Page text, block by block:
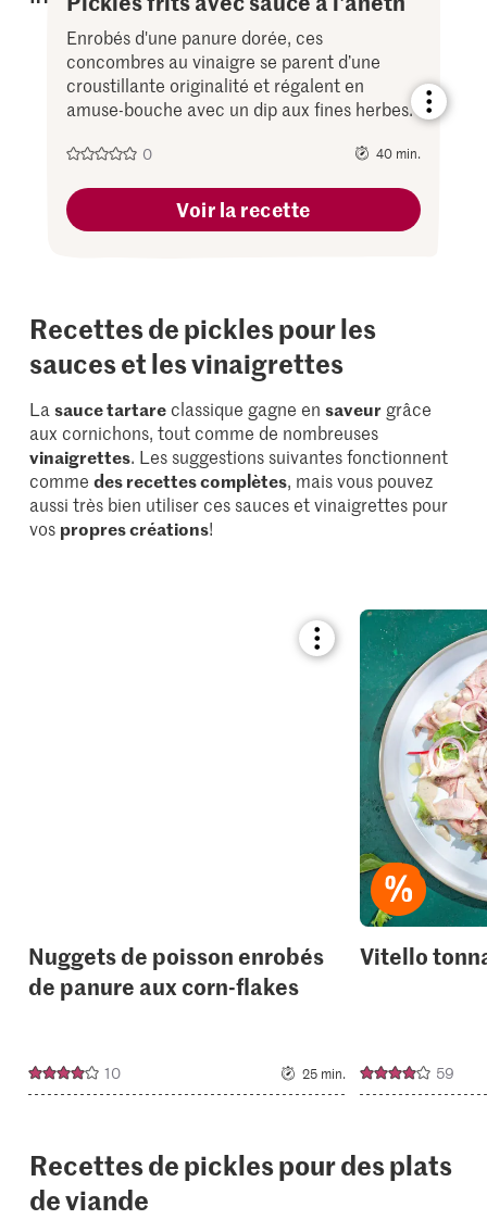
recipe
Enrobés d'une panure dorée, ces
concombres au vinaigre se parent d’une
croustillante originalité et régalent en
amuse-bouche avec un dip aux fines herbes.
0 40 min.
Voir la recette
Recettes de pickles pour les
sauces et les vinaigrettes
Lasauce tartareclassique gagne ensaveur grâce
aux cornichons, tout comme de nombreuses
vinaigrettes. Les suggestions suivantes fonctionnent
commedes recettes complètes, mais vous pouvez
aussi très bien utiliser ces sauces et vinaigrettes pour
vos propres créations!
Bookmark
recipe
collections.
Nuggets de poisson enrobés
de panure aux corn-flakes
10 25 min.
Vitello
59
Recettes de pickles pour des plats
de viande